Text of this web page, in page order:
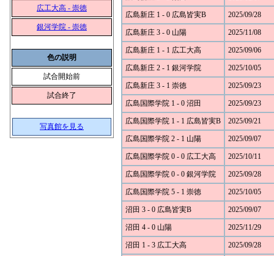
広工大高 - 崇徳
銀河学院 - 崇徳
色の説明
試合開始前
試合終了
写真館を見る
広島新庄 1 - 0 広島皆実B 2025/09/28
広島新庄 3 - 0 山陽 2025/11/08
広島新庄 1 - 1 広工大高 2025/09/06
広島新庄 2 - 1 銀河学院 2025/10/05
広島新庄 3 - 1 崇徳 2025/09/23
広島国際学院 1 - 0 沼田 2025/09/23
広島国際学院 1 - 1 広島皆実B 2025/09/21
広島国際学院 2 - 1 山陽 2025/09/07
広島国際学院 0 - 0 広工大高 2025/10/11
広島国際学院 0 - 0 銀河学院 2025/09/28
広島国際学院 5 - 1 崇徳 2025/10/05
沼田 3 - 0 広島皆実B 2025/09/07
沼田 4 - 0 山陽 2025/11/29
沼田 1 - 3 広工大高 2025/09/28